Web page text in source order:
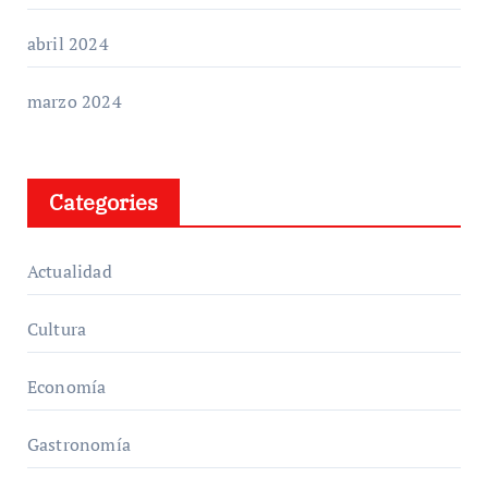
abril 2024
marzo 2024
Categories
Actualidad
Cultura
Economía
Gastronomía